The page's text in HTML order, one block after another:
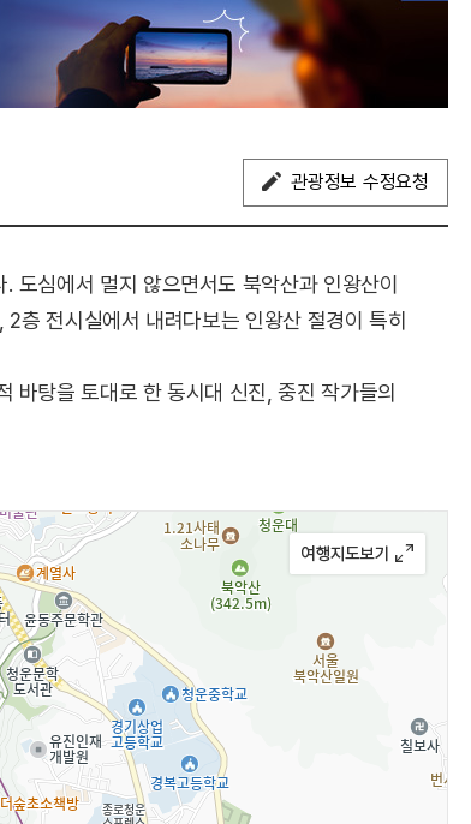
관광정보 수정요청
도심에서 멀지 않으면서도 북악산과 인왕산이
층 전시실에서 내려다보는 인왕산 절경이 특히
바탕을 토대로 한 동시대 신진, 중진 작가들의